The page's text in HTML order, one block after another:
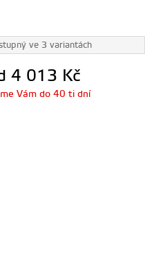
ve 3 variantách
4 013 Kč
Vám do 40 ti dní